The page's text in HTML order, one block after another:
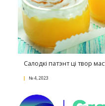
Купіць нельга
выставы як